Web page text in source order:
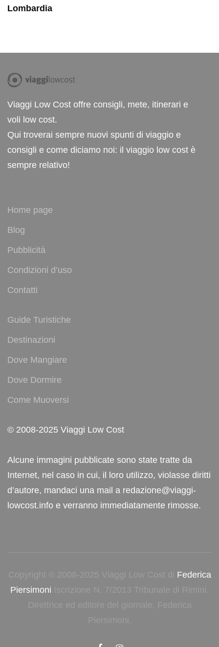
Lombardia
Viaggi Low Cost offre consigli, mete, itinerari e
voli low cost.
Qui troverai sempre nuovi spunti di viaggio e
consigli e come diciamo noi: il viaggio low cost è
sempre relativo!
Home page
Blog
Pubblicità
Condizioni d’uso
Contatti
Guide Turistiche
Destinazioni
Dove Mangiare
Dove Dormire
Come Muoversi
© 2008-2025 Viaggi Low Cost
Alcune immagini pubblicate sono state tratte da
Internet, nel caso in cui, il loro utilizzo, violasse diritti
d’autore, mandaci una mail a redazione@viaggi-
lowcost.info e verranno immediatamente rimosse.
Copyright © 2008-2025 Viaggi Low Cost di Federica
Piersimoni Iscrizione N. 7/2013 Tribunale di Rimini.
Direttrice ed editore del giornale, Federica
Piersimoni.